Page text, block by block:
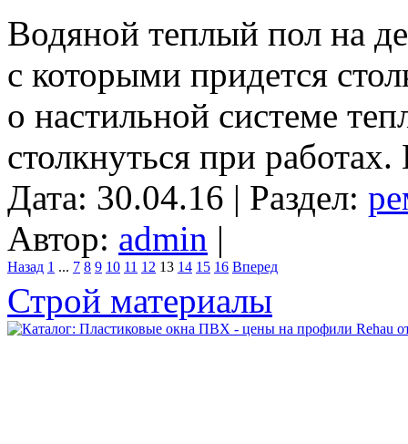
Водяной теплый пол на
с которыми придется
о настильной системе
столкнуться при
Дата: 30.04.16 | Раздел:
Автор: admin |
Назад 1 ... 7 8 9 10 11 12 13 14 15 16 Вперед
Строй материалы